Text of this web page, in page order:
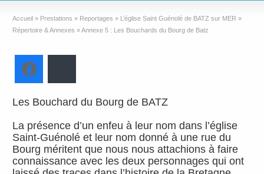
Accueil » Prestations » Reportages » L’église Saint Guénolé de BATZ sur MER »
Répertoire & Annexes »Annexe 5 : Les Bouchards du Bourg de Batz
Les Bouchard du Bourg de BATZ
La présence d’un enfeu à leur nom dans l’église
Saint-Guénolé et leur nom donné à une rue du
Bourg méritent que nous nous attachions à faire
connaissance avec les deux personnages qui ont